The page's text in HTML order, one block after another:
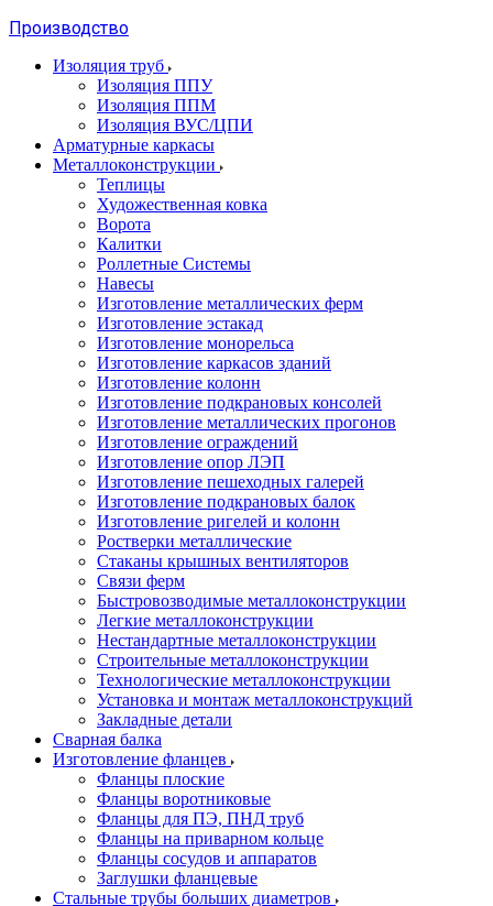
Производство
Изоляция труб
Изоляция ППУ
Изоляция ППМ
Изоляция ВУС/ЦПИ
Арматурные каркасы
Металлоконструкции
Теплицы
Художественная ковка
Ворота
Калитки
Роллетные Системы
Навесы
Изготовление металлических ферм
Изготовление эстакад
Изготовление монорельса
Изготовление каркасов зданий
Изготовление колонн
Изготовление подкрановых консолей
Изготовление металлических прогонов
Изготовление ограждений
Изготовление опор ЛЭП
Изготовление пешеходных галерей
Изготовление подкрановых балок
Изготовление ригелей и колонн
Ростверки металлические
Стаканы крышных вентиляторов
Связи ферм
Быстровозводимые металлоконструкции
Легкие металлоконструкции
Нестандартные металлоконструкции
Строительные металлоконструкции
Технологические металлоконструкции
Установка и монтаж металлоконструкций
Закладные детали
Сварная балка
Изготовление фланцев
Фланцы плоские
Фланцы воротниковые
Фланцы для ПЭ, ПНД труб
Фланцы на приварном кольце
Фланцы сосудов и аппаратов
Заглушки фланцевые
Стальные трубы больших диаметров